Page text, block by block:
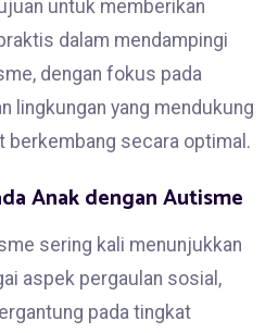
untuk memberikan
dalam mendampingi
dengan fokus pada
lingkungan yang mendukung
berkembang secara optimal.
Anak dengan Autisme
sering kali menunjukkan
aspek pergaulan sosial,
pada tingkat